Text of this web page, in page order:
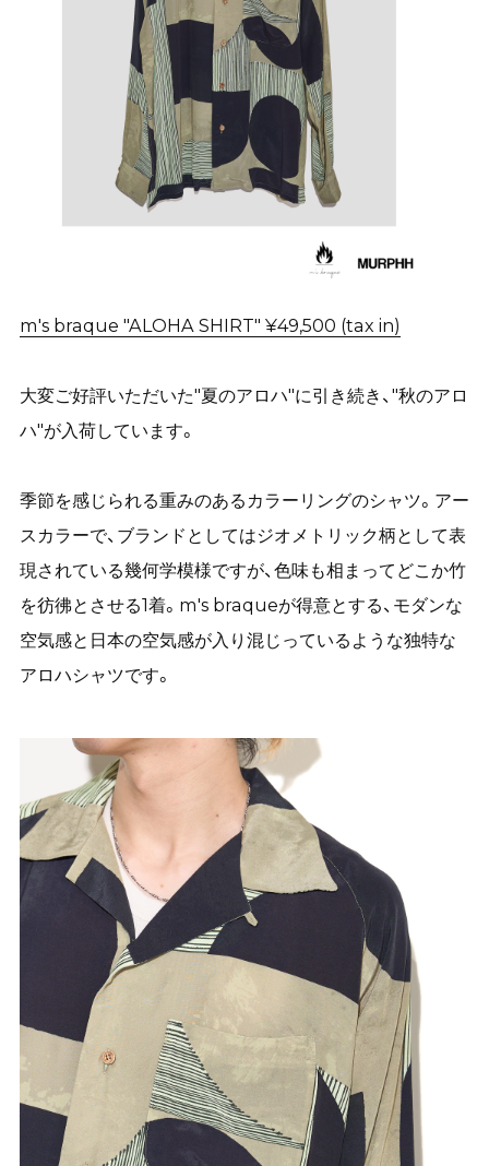
m's braque "ALOHA SHIRT" ¥49,500 (tax in)
大変ご好評いただいた"夏のアロハ"に引き続き、"秋のアロ
ハ"が入荷しています。
季節を感じられる重みのあるカラーリングのシャツ。アー
スカラーで、ブランドとしてはジオメトリック柄として表
現されている幾何学模様ですが、色味も相まってどこか竹
を彷彿とさせる1着。m's braqueが得意とする、モダンな
空気感と日本の空気感が入り混じっているような独特な
アロハシャツです。